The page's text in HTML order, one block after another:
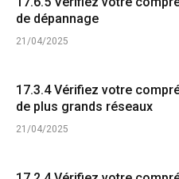
de dépannage
21/04/2025
17.3.4 Vérifiez votre
de plus grands réseaux
21/04/2025